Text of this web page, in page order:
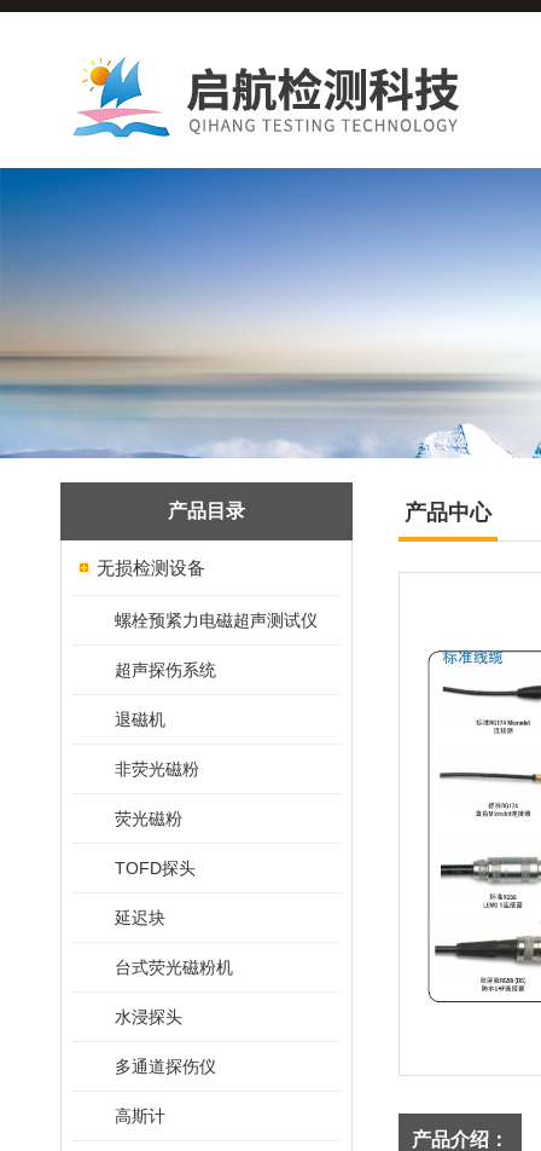
产品目录
无损检测设备
螺栓预紧力电磁超声测试仪
超声探伤系统
退磁机
非荧光磁粉
荧光磁粉
TOFD探头
延迟块
台式荧光磁粉机
水浸探头
多通道探伤仪
高斯计
产品中心
产品介绍：